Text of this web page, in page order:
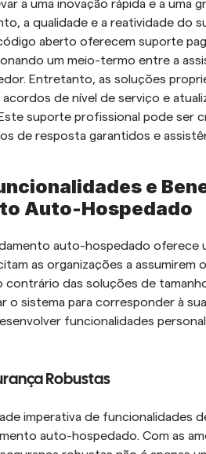
a uma inovação rápida e a uma
a qualidade e a reatividade do
aberto oferecem suporte
um meio-termo entre a
Entretanto, as soluções
de nível de serviço e
suporte profissional pode ser
de resposta garantidos e
e
Auto-Hospedado
auto-hospedado oferece
as organizações a
contrário das soluções de
o sistema para corresponder à
funcionalidades
Robustas
imperativa de funcionalidades
auto-hospedado. Com as